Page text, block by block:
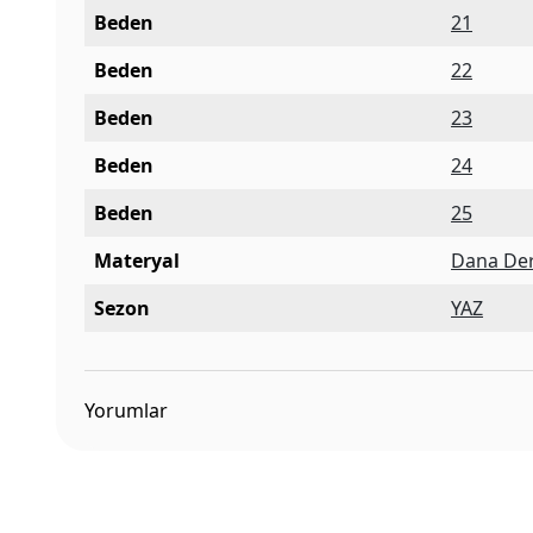
Beden
21
Beden
22
Beden
23
Beden
24
Beden
25
Materyal
Dana
Sezon
YAZ
Yorumlar